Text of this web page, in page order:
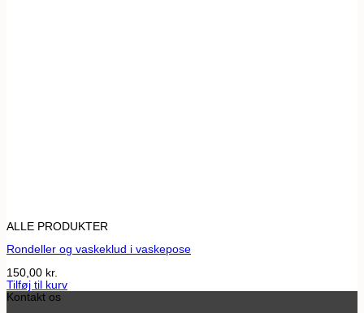
ALLE PRODUKTER
Rondeller og vaskeklud i vaskepose
150,00 kr.
Tilføj til kurv
Kontakt os